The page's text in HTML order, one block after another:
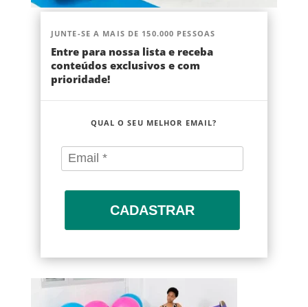
JUNTE-SE A MAIS DE 150.000 PESSOAS
Entre para nossa lista e receba
conteúdos exclusivos e com
prioridade!
QUAL O SEU MELHOR EMAIL?
CADASTRAR